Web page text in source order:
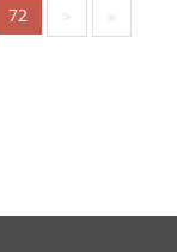
72 > »